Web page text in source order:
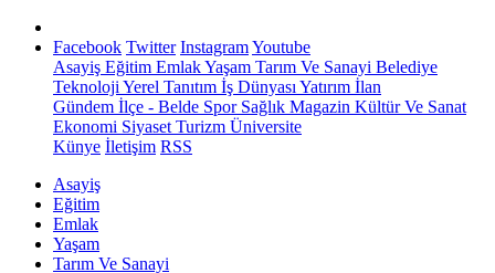
Facebook Twitter InstagramYoutube
Asayiş Eğitim EmlakYaşam Tarım Ve Sanayi Belediye
Teknoloji Yerel Tanıtım İş Dünyası Yatırım İlan
Gündem İlçe - Belde SporSağlık Magazin Kültür Ve Sanat
Ekonomi Siyaset Turizm Üniversite
Künye İletişim RSS
Asayiş
Eğitim
Emlak
Yaşam
Tarım Ve Sanayi